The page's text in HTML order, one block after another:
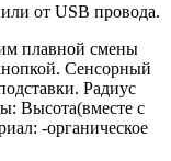
от USB провода.
плавной смены
Сенсорный
Радиус
Высота(вместе с
-органическое